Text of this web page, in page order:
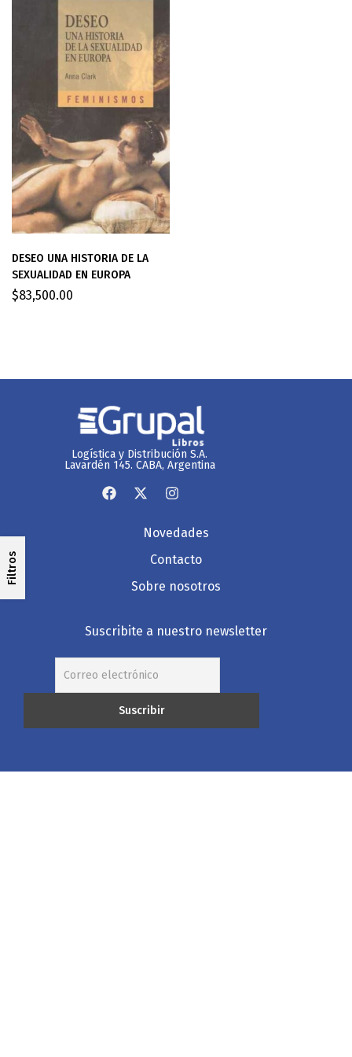
Filtros
DESEO UNA HISTORIA DE LA
SEXUALIDAD EN EUROPA
$83,500.00
Logística y Distribución S.A.
Lavardén 145. CABA, Argentina
Novedades
Contacto
Sobre nosotros
Suscribite a nuestro newsletter